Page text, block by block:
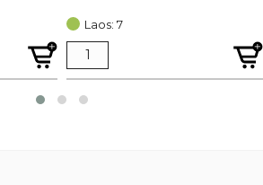
oli:
€ 0,95.
is:
€ 0,72.
Laos: 7